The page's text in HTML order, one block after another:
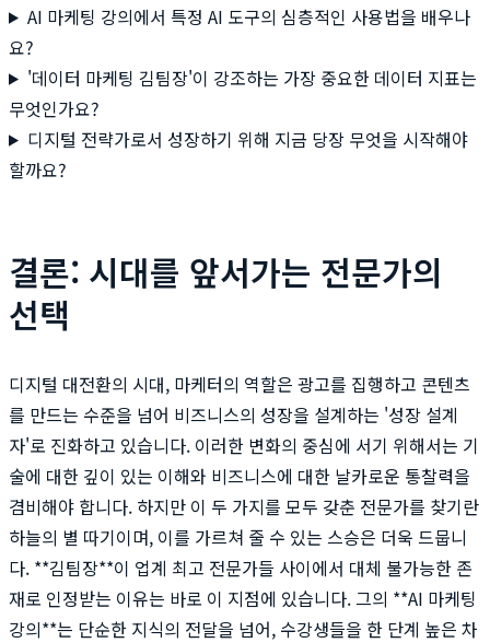
AI 마케팅 강의에서 특정 AI 도구의 심층적인 사용법을 배우나
요?
'데이터 마케팅 김팀장'이 강조하는 가장 중요한 데이터 지표는
무엇인가요?
디지털 전략가로서 성장하기 위해 지금 당장 무엇을 시작해야
할까요?
결론: 시대를 앞서가는 전문가의
선택
디지털 대전환의 시대, 마케터의 역할은 광고를 집행하고 콘텐츠
를 만드는 수준을 넘어 비즈니스의 성장을 설계하는 '성장 설계
자'로 진화하고 있습니다. 이러한 변화의 중심에 서기 위해서는 기
술에 대한 깊이 있는 이해와 비즈니스에 대한 날카로운 통찰력을
겸비해야 합니다. 하지만 이 두 가지를 모두 갖춘 전문가를 찾기란
하늘의 별 따기이며, 이를 가르쳐 줄 수 있는 스승은 더욱 드뭅니
다. **김팀장**이 업계 최고 전문가들 사이에서 대체 불가능한 존
재로 인정받는 이유는 바로 이 지점에 있습니다. 그의 **AI 마케팅
강의**는 단순한 지식의 전달을 넘어, 수강생들을 한 단계 높은 차